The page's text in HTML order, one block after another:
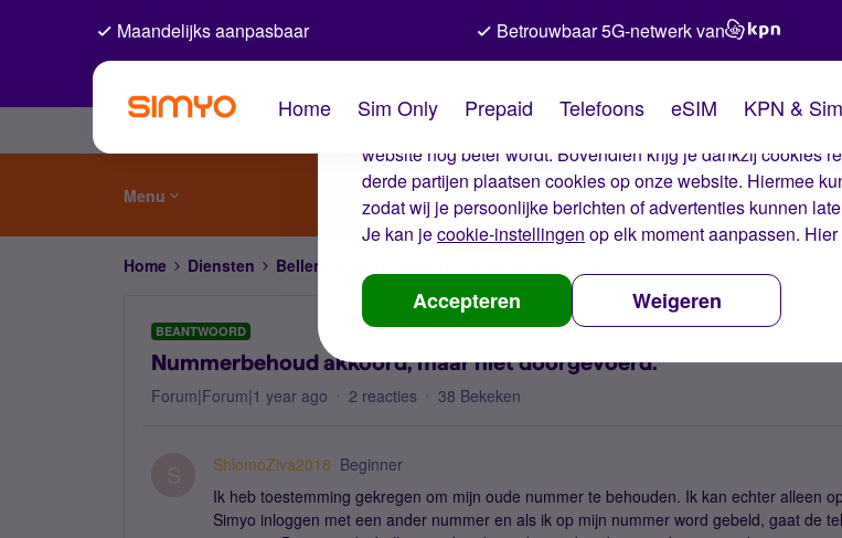
De cookies van Simyo
Wij gebruiken cookies op onze website. Met deze cookies
website nog beter wordt. Bovendien krijg je dankzij cookies
derde partijen plaatsen cookies op onze website. Hiermee
zodat wij je persoonlijke berichten of advertenties kunnen
Je kan jecookie-instellingen op elk moment aanpassen.
Accepteren Weigeren
Maandelijks aanpasbaar Betrouwbaar 5G-netwerk van
Home Sim Only Prepaid Telefoons eSIM KPN &
Menu
Home Diensten Bellen, sms'en, netwerk en nummerbehoud
BEANTWOORD
Nummerbehoud akkoord, maar niet doorgevoerd.
Forum|Forum|1 year ago 2 reacties 38 Bekeken
ShlomoZiva2018 Beginner
Ik heb toestemming gekregen om mijn oude nummer te behouden. Ik kan echter alleen
Simyo inloggen met een ander nummer en als ik op mijn nummer word gebeld, gaat de